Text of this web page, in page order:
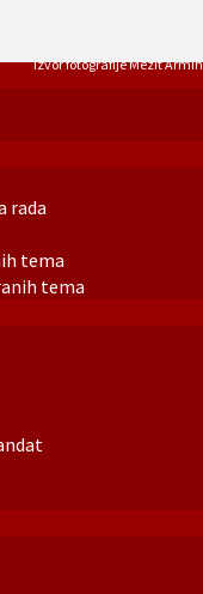
rada
tema
tema
Izvor fotografije Mezit Armin